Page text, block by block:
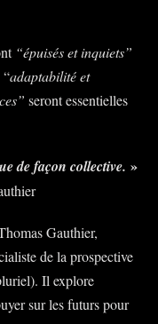
“épuisés et inquiets”
adaptabilité et
seront essentielles
de façon collective. »
Gauthier,
de la prospective
Il explore
sur les futurs pour